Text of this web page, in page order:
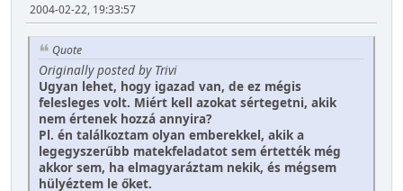
2004-02-22, 19:33:57
Quote
Originally posted by Trivi
Ugyan lehet, hogy igazad van, de ez mégis
felesleges volt. Miért kell azokat sértegetni, akik
nem értenek hozzá annyira?
Pl. én találkoztam olyan emberekkel, akik a
legegyszerűbb matekfeladatot sem értették még
akkor sem, ha elmagyaráztam nekik, és mégsem
hülyéztem le őket.